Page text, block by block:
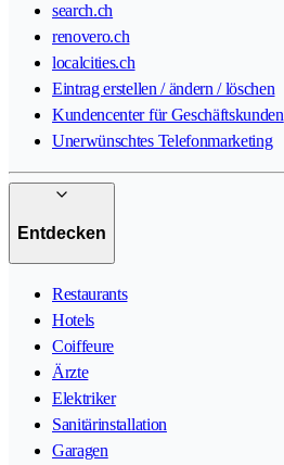
search.ch
renovero.ch
localcities.ch
Eintrag erstellen / ändern / löschen
Kundencenter für Geschäftskunden
Unerwünschtes Telefonmarketing
Entdecken
Restaurants
Hotels
Coiffeure
Ärzte
Elektriker
Sanitärinstallation
Garagen